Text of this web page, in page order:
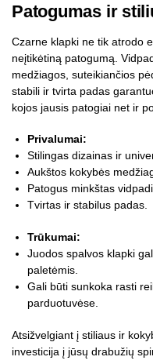
Patogumas ir
Czarne klapki ne tik atrodo
neįtikėtiną patogumą.
medžiagos, suteikiančios
stabili ir tvirta padas
kojos jausis patogiai net ir
Privalumai:
Stilingas dizainas ir
Aukštos kokybės
Patogus minkštas
Tvirtas ir stabilus padas.
Trūkumai:
Juodos spalvos klapki
paletėmis.
Gali būti sunkoka rasti
parduotuvėse.
Atsižvelgiant į stiliaus ir
investicija į jūsų drabužių